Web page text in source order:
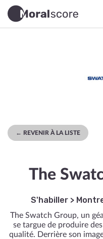
← REVENIR À LA LISTE
The
S'habiller >
The Swatch Group, un
se targue de produire
qualité. Derrière son